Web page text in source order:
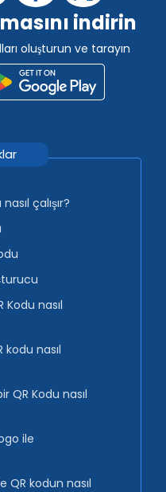
indirin
oluşturun ve tarayın
çalışır?
Kodu nasıl
kodu nasıl
QR Kodu nasıl
ile
QR kodun nasıl